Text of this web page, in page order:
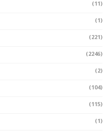
(11)
(1)
(221)
(2246)
(2)
(104)
(115)
(1)